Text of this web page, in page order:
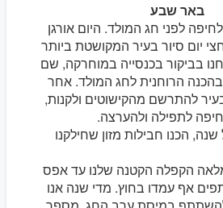
באר שבע
לפני חג המולד. היום אורגן
יום סיור בעיר המקושטת ביותר
בביקור בכנסייה במוחרקה, שם
בהכנה הרוחנית לחג המולד. אחר
להתרשם מהקישוטים ולקנות,
לתפילה ולהערצה.
הכנו חבילות מזון שחילקנו
הקפלה הקטנה שלנו עד אפס
אף עמדו בחוץ. מדי שנה אנו